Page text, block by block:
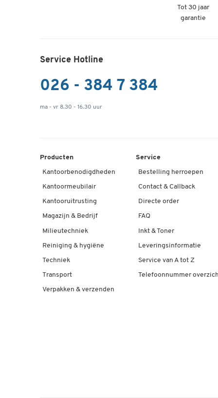
Tot 30 jaar
garantie
Service Hotline
026 - 384 7 384
ma - vr 8.30 - 16.30 uur
Producten
Kantoorbenodigdheden
Kantoormeubilair
Kantooruitrusting
Magazijn & Bedrijf
Milieutechniek
Reiniging & hygiëne
Techniek
Transport
Verpakken & verzenden
Service
Bestelling herroepen
Contact & Callback
Directe order
FAQ
Inkt & Toner
Leveringsinformatie
Service van A tot Z
Telefoonnummer